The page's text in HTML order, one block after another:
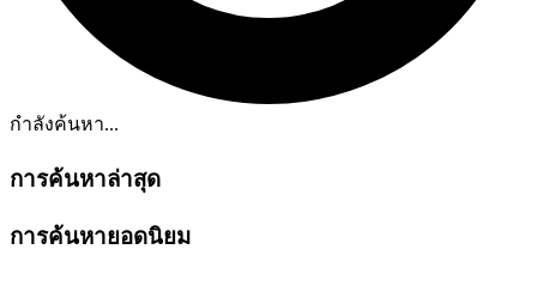
กำลังค้นหา...
การค้นหาล่าสุด
การค้นหายอดนิยม